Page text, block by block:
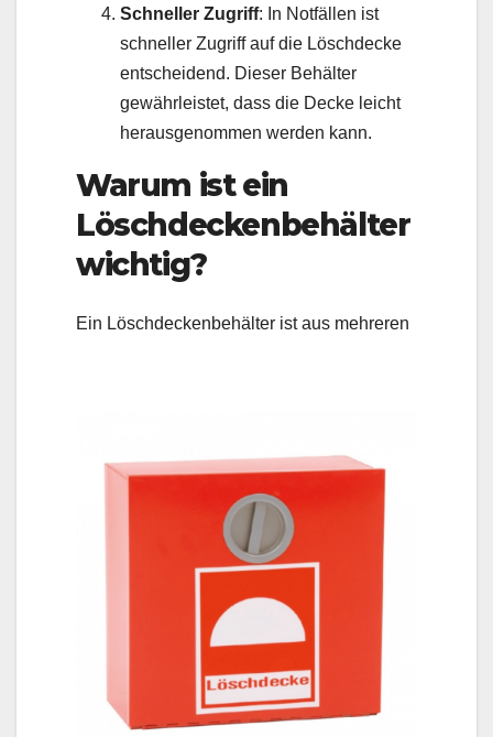
Schneller Zugriff: In Notfällen ist
schneller Zugriff auf die Löschdecke
entscheidend. Dieser Behälter
gewährleistet, dass die Decke leicht
herausgenommen werden kann.
Warum ist ein
Löschdeckenbehälter
wichtig?
Ein Löschdeckenbehälter istaus mehreren